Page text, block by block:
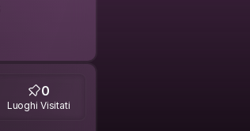
0
Luoghi Visitati